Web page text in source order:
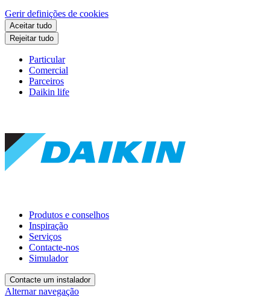
Gerir definições de cookies
Aceitar tudo
Rejeitar tudo
Particular
Comercial
Parceiros
Daikin life
Produtos e conselhos
Inspiração
Serviços
Contacte-nos
Simulador
Contacte um instalador
Alternar navegação